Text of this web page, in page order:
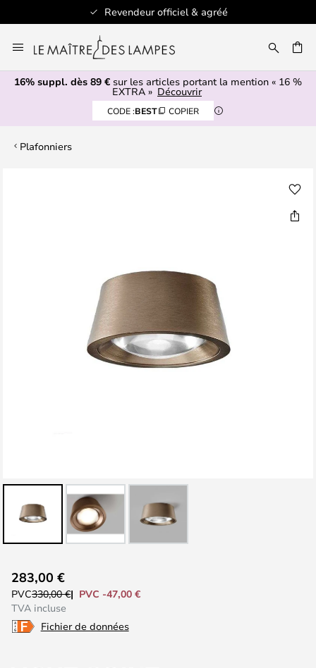
Revendeur officiel & agréé
au
contenu
16% suppl. dès 89 € sur les articles portant la mention « 16 %
EXTRA » Découvrir
CODE :BEST COPIER
Plafonniers
to
the
beginning
of
283,00 €
PVC330,00 €
PVC -47,00 €
TVA incluse
Fichier de données